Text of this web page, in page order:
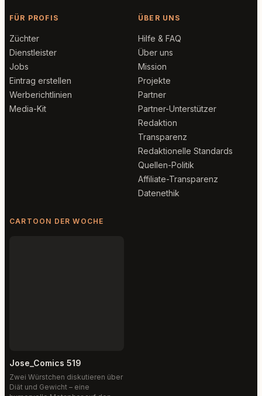
FÜR PROFIS
Züchter
Dienstleister
Jobs
Eintrag erstellen
Werberichtlinien
Media-Kit
ÜBER UNS
Hilfe & FAQ
Über uns
Mission
Projekte
Partner
Partner-Unterstützer
Redaktion
Transparenz
Redaktionelle Standards
Quellen-Politik
Affiliate-Transparenz
Datenethik
CARTOON DER WOCHE
Jose_Comics 519
Zwei Würstchen diskutieren über
Diät und Gewicht – eine